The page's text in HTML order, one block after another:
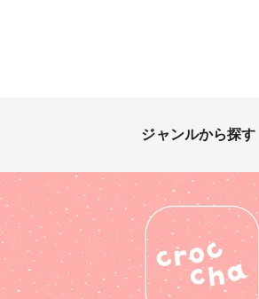
ンドメイド #minneで販売中 #
クセサリー #手作りアクセサリ
ー #手作りピアス #オシャレさ
んと繋がりたい #お洒落さんと
繋がりたい #今日のコーデ #き
ょコ #ファッション #ファッシ
ョン好きな人と繋がりたい #推
し活 #推し活コーデ #ガーリー
ジャンルから探す